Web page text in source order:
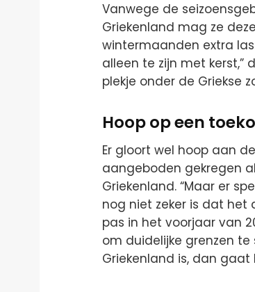
Vanwege de
Griekenland mag ze
wintermaanden extra
alleen te zijn met kerst,”
plekje onder de Griekse
Hoop op een
Er gloort wel hoop aan
aangeboden gekregen
Griekenland. “Maar er
nog niet zeker is dat het
pas in het voorjaar van
om duidelijke grenzen te
Griekenland is, dan gaat